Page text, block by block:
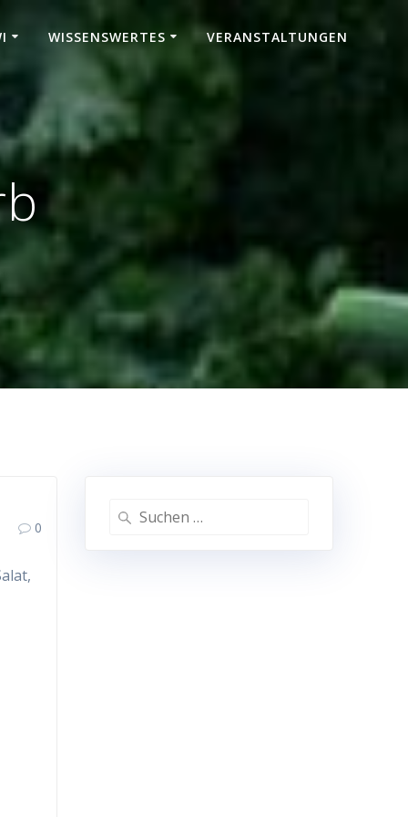
WISSENSWERTES VERANSTALTUNGEN
0
Suche